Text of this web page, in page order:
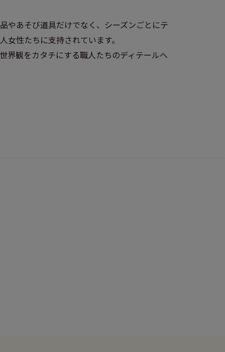
やあそび道具だけでなく、シーズンごとにテ
性たちに支持されています。
界観をカタチにする職人たちのディテールへ